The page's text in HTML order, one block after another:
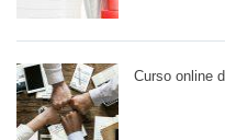
Curso online